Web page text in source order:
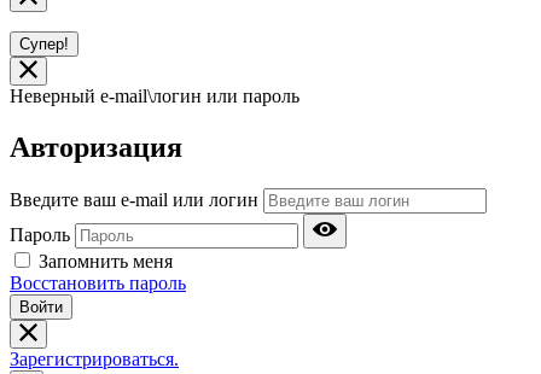
Супер!
Неверный e-mail\логин или пароль
Авторизация
Введите ваш e-mail или логин
Пароль
Запомнить меня
Восстановить пароль
Войти
Зарегистрироваться.